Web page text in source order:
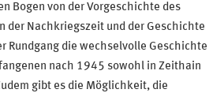
Bogen von der Vorgeschichte des
der Nachkriegszeit und der Geschichte
Rundgang die wechselvolle Geschichte
nach 1945 sowohl in Zeithain
gibt es die Möglichkeit, die